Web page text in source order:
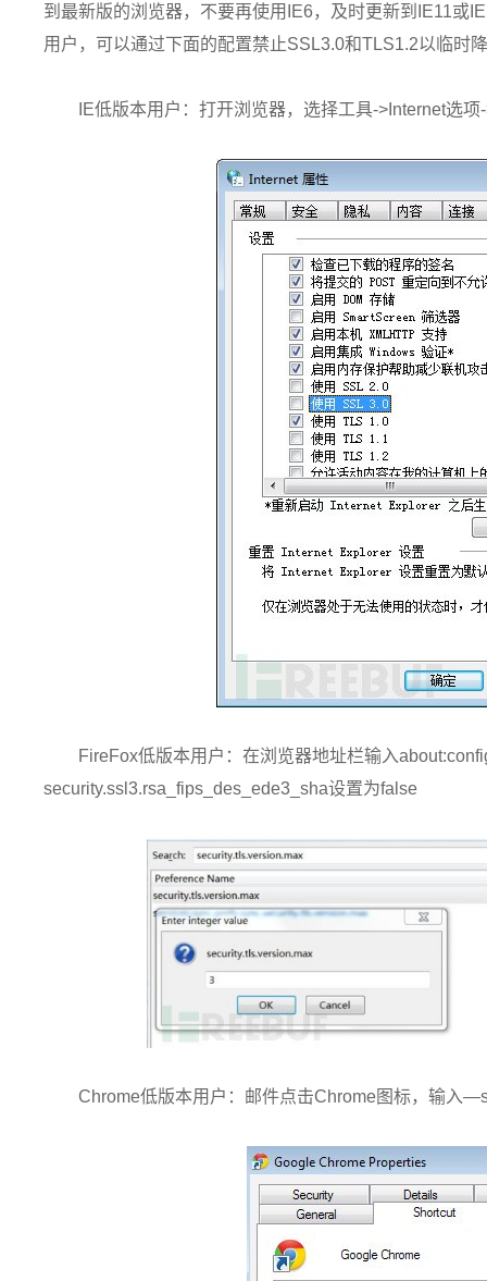
到最新版的浏览器，不要再使用IE6，及时更新到IE11或
用户，可以通过下面的配置禁止SSL3.0和TLS1.2以临时
IE低版本用户：打开浏览器，选择工具->Internet选
FireFox低版本用户：在浏览器地址栏输入
security.ssl3.rsa_fips_des_ede3_sha设置为false
Chrome低版本用户：邮件点击Chrome图标，输入